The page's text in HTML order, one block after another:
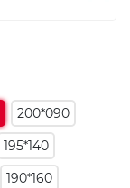
200*090
195*140
190*160